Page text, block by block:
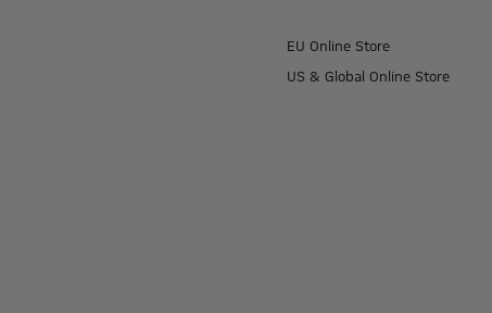
EU Online Store
US & Global Online Store